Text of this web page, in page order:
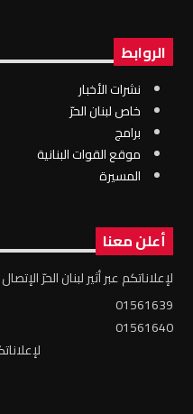
الروابط
نشرات الأخبار
خاص لبنان الحرّ
برامج
موقع القوات البنانية
المسيرة
أعلن معنا
لإعلاناتكم عبر أثير لبنان الحرّ
01561639
01561640